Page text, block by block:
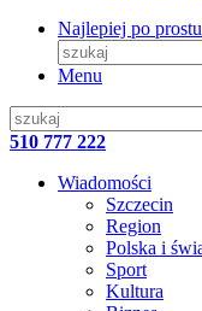
Najlepiej po
Menu
510 777 222
Wiadomości
Szczecin
Region
Polska i
Sport
Kultura